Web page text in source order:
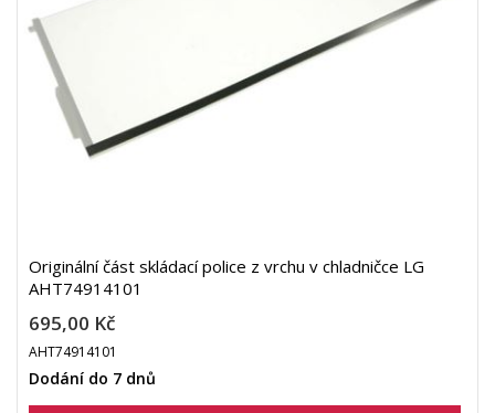
Originální část skládací police z vrchu v chladničce LG
AHT74914101
695,00 Kč
AHT74914101
Dodání do 7 dnů